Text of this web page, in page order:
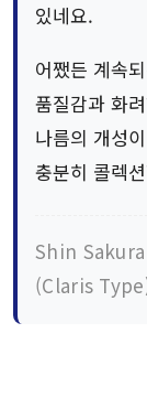
있네요.
어쨌든 계속
품질감과 화
나름의 개성
충분히 콜렉
Shin
(Claris